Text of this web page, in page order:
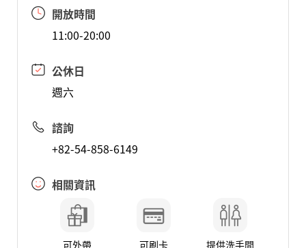
開放時間
11:00-20:00
公休日
週六
諮詢
+82-54-858-6149
相關資訊
可外帶 可刷卡 提供洗手間